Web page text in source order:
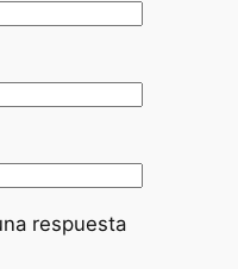
respuesta